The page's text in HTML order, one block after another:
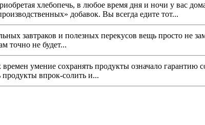
хлебопечь, в любое время дня и ночи у вас
добавок. Вы всегда едите тот...
завтраков и полезных перекусов вещь просто не
точно не будет...
умение сохранять продукты означало гарантию
продукты впрок-солить и...